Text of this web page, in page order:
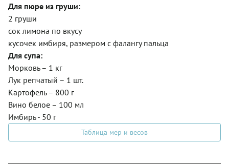
Для пюре из груши:
2 груши
сок лимона по вкусу
кусочек имбиря, размером с фалангу пальца
Для супа:
Морковь – 1 кг
Лук репчатый – 1 шт.
Картофель – 800 г
Вино белое – 100 мл
Имбирь - 50 г
Таблица мер и весов